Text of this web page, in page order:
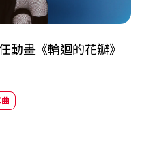
動畫《輪迴的花瓣》